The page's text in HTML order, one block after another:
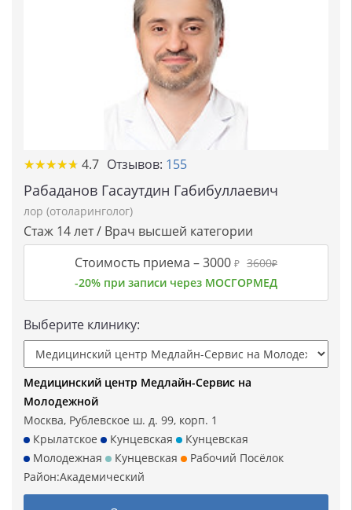
★★★★★
★★★★★ 4.7 Отзывов: 155
Рабаданов Гасаутдин Габибуллаевич
лор (отоларинголог)
Стаж 14 лет / Врач высшей категории
Стоимость приема –3000 ₽ 3600₽
-20% при записи через МОСГОРМЕД
Выберите клинику:
Медицинский центр Медлайн-Сервис на
Молодежной
Москва, Рублевское ш. д. 99, корп. 1
Крылатское
Кунцевская
Кунцевская
Молодежная
Кунцевская
Рабочий Посёлок
Район:Академический